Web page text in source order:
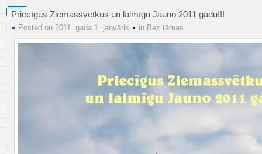
Priecīgus Ziemassvētkus un laimīgu Jauno 2011 gadu!!!
Posted on 2011. gada 1. janvāris in Bez tēmas